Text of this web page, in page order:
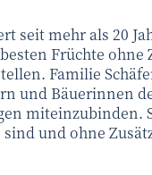
seit mehr als 20
Früchte ohne
Familie
und Bäuerinnen
miteinzubinden.
und ohne